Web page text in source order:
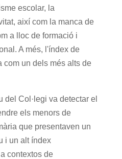
escolar, la
així com la manca de
a lloc de formació i
A més, l'índex de
com un dels més alts de
del Col·legi va detectar el
els menors de
que presentaven un
i un alt índex
contextos de